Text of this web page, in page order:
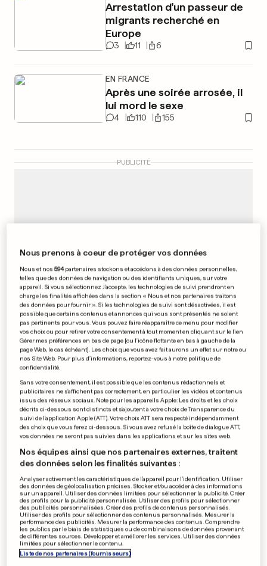
Arrestation d'un passeur de
migrants recherché en
Europe
3 11 6
EN FRANCE
Après une soirée arrosée, il
lui mord le sexe
4 110 155
PUBLICITÉ
AUTOMOBILE
Mort de Jean-Paul Bailly,
ancien dirigeant de Car
Avenue
0 99 65
EN VIDÉO
Quatre morts, 60 blessés
dans la chute d'un panneau
lors d'une tempête
0 4 3
ÉTATS-UNIS
Le destin tragique de l'ex-
petite amie d'Avicii
Nous prenons à coeur de protéger vos données
Nous et nos594partenaires stockons et accédons à des données personnelles,
telles que des données de navigation ou des identifiants uniques, sur votre
appareil. Si vous sélectionnez J'accepte, les technologies de suivi prendront en
charge les finalités affichées dans la section « Nous et nos partenaires traitons
des données pour fournir ». Si les technologies de suivi sont désactivées, il est
possible que certains contenus et annonces qui vous sont présentés ne soient
pas pertinents pour vous. Vous pouvez faire réapparaître ce menu pour modifier
vos choix ou pour retirer votre consentement à tout moment en cliquant sur le lien
Gérer mes préférences en bas de page [ou l'icône flottante en bas à gauche de la
page Web, le cas échéant]. Les choix que vous avez fait aurons un effet sur notre ou
nos Site Web. Pour plus d’informations, reportez-vous à notre politique de
confidentialité.
Sans votre consentement, il est possible que les contenus rédactionnels et
publicitaires ne s'affichent pas correctement, en particulier les vidéos et contenus
issus des réseaux sociaux. Note pour les appareils Apple: Les droits et les choix
décrits ci-dessous sont distincts et s'ajoutent à votre choix de Transparence du
suivi de l'application Apple (ATT). Votre choix ATT sera respecté indépendamment
des choix que vous ferez ci-dessous. Si vous avez refusé la boîte de dialogue ATT,
vos données ne seront pas suivies dans les applications et sur les sites web.
Nos équipes ainsi que nos partenaires externes, traitent
des données selon les finalités suivantes :
Analyser activement les caractéristiques de l’appareil pour l’identification. Utiliser
des données de géolocalisation précises. Stocker et/ou accéder à des informations
sur un appareil. Utiliser des données limitées pour sélectionner la publicité. Créer
des profils pour la publicité personnalisée. Utiliser des profils pour sélectionner
des publicités personnalisées. Créer des profils de contenus personnalisés.
Utiliser des profils pour sélectionner des contenus personnalisés. Mesurer la
performance des publicités. Mesurer la performance des contenus. Comprendre
les publics par le biais de statistiques ou de combinaisons de données provenant
de différentes sources. Développer et améliorer les services. Utiliser des données
limitées pour sélectionner le contenu.
Liste de nos partenaires (fournisseurs)